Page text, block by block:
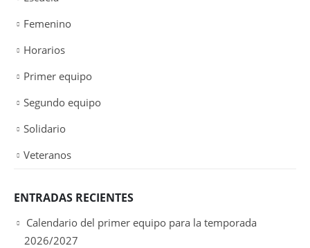
Femenino
Horarios
Primer equipo
Segundo equipo
Solidario
Veteranos
ENTRADAS RECIENTES
Calendario del primer equipo para la temporada
2026/2027